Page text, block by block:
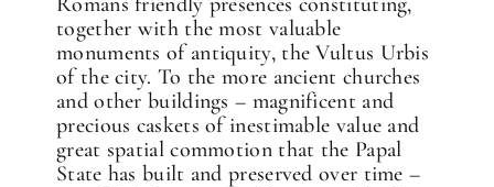
together with the most valuable
monuments of antiquity, the Vultus Urbis
of the city. To the more ancient churches
and other buildings – magnificent and
precious caskets of inestimable value and
great spatial commotion that the Papal
State has built and preserved over time –